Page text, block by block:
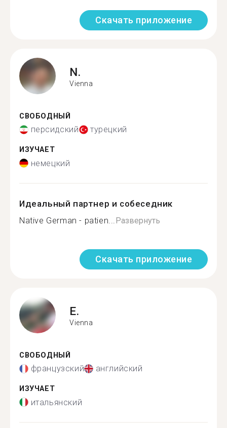
Скачать приложение
N.
Vienna
СВОБОДНЫЙ
персидский турецкий
ИЗУЧАЕТ
немецкий
Идеальный партнер и собеседник
Native German - patien... Развернуть
Скачать приложение
E.
Vienna
СВОБОДНЫЙ
французский английский
ИЗУЧАЕТ
итальянский